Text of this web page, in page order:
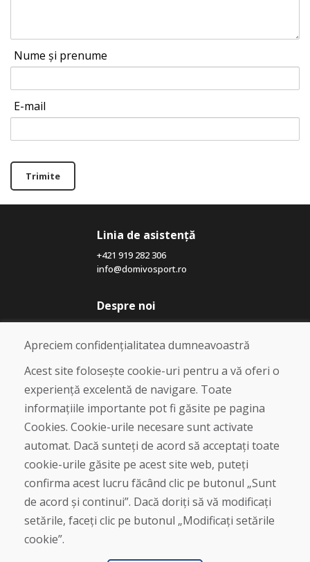
Nume și prenume
E-mail
Trimite
Linia de asistență
+421 919 282 306
info@domivosport.ro
Despre noi
Blog
Despre noi
Magazin
Contact
Cumpărare
Magazin online
Livrare și plată
Plângere
Retur și schimb de mărfuri
Protecția datelor cu caracter personal
Cookies
Apreciem confidențialitatea dumneavoastră
Acest site folosește cookie-uri pentru a vă oferi o
experiență excelentă de navigare. Toate
informațiile importante pot fi găsite pe pagina
Cookies. Cookie-urile necesare sunt activate
automat. Dacă sunteți de acord să acceptați toate
cookie-urile găsite pe acest site web, puteți
confirma acest lucru făcând clic pe butonul „Sunt
de acord și continui”. Dacă doriți să vă modificați
setările, faceți clic pe butonul „Modificați setările
cookie”.